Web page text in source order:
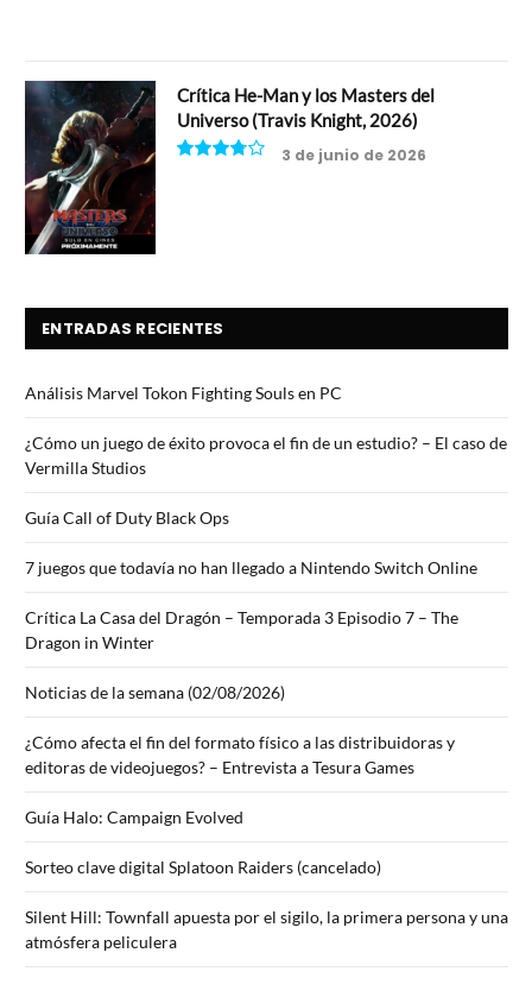
Crítica He-Man y los Masters del
Universo (Travis Knight, 2026)
3 de junio de 2026
ENTRADAS RECIENTES
Análisis Marvel Tokon Fighting Souls en PC
¿Cómo un juego de éxito provoca el fin de un estudio? – El caso de
Vermilla Studios
Guía Call of Duty Black Ops
7 juegos que todavía no han llegado a Nintendo Switch Online
Crítica La Casa del Dragón – Temporada 3 Episodio 7 – The
Dragon in Winter
Noticias de la semana (02/08/2026)
¿Cómo afecta el fin del formato físico a las distribuidoras y
editoras de videojuegos? – Entrevista a Tesura Games
Guía Halo: Campaign Evolved
Sorteo clave digital Splatoon Raiders (cancelado)
Silent Hill: Townfall apuesta por el sigilo, la primera persona y una
atmósfera peliculera